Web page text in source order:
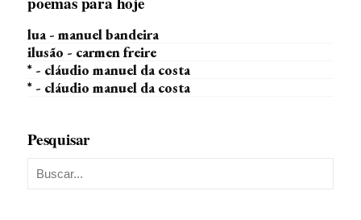
lua - manuel bandeira
ilusão - carmen freire
* - cláudio manuel da costa
* - cláudio manuel da costa
Pesquisar